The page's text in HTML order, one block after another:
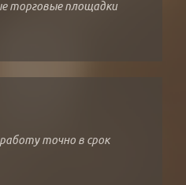
торговые площадки
точно в срок